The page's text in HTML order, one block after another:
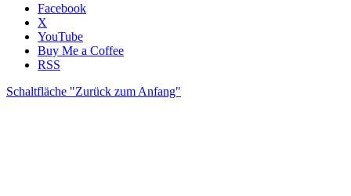
Facebook
X
YouTube
Buy Me a Coffee
RSS
Schaltfläche "Zurück zum Anfang"